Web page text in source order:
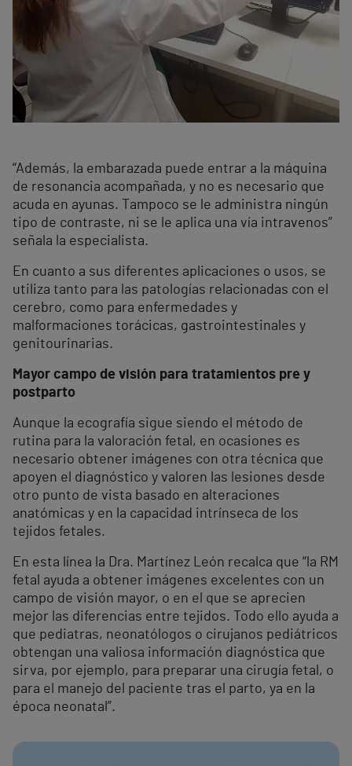
“Además, la embarazada puede entrar a la máquina
de resonancia acompañada, y no es necesario que
acuda en ayunas. Tampoco se le administra ningún
tipo de contraste, ni se le aplica una vía intravenos”
señala la especialista.
En cuanto a sus diferentes aplicaciones o usos, se
utiliza tanto para las patologías relacionadas con el
cerebro, como para enfermedades y
malformaciones torácicas, gastrointestinales y
genitourinarias.
Mayor campo de visión para tratamientos pre y
postparto
Aunque la ecografía sigue siendo el método de
rutina para la valoración fetal, en ocasiones es
necesario obtener imágenes con otra técnica que
apoyen el diagnóstico y valoren las lesiones desde
otro punto de vista basado en alteraciones
anatómicas y en la capacidad intrínseca de los
tejidos fetales.
En esta línea la Dra. Martínez León recalca que “la RM
fetal ayuda a obtener imágenes excelentes con un
campo de visión mayor, o en el que se aprecien
mejor las diferencias entre tejidos. Todo ello ayuda a
que pediatras, neonatólogos o cirujanos pediátricos
obtengan una valiosa información diagnóstica que
sirva, por ejemplo, para preparar una cirugía fetal, o
para el manejo del paciente tras el parto, ya en la
época neonatal”.